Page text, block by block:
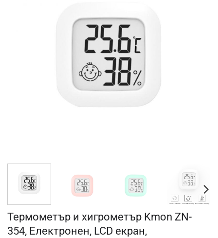
Термометър и хигрометър Kmon ZN-
354, Електронен, LCD екран,